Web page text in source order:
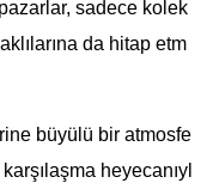
sadece kolek
da hitap etm
büyülü bir atmosfe
heyecanıyl